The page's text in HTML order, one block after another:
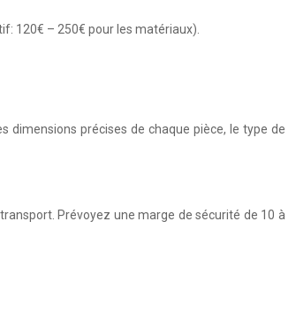
120€ – 250€ pour les matériaux).
dimensions précises de chaque pièce, le type de
Prévoyez une marge de sécurité de 10 à